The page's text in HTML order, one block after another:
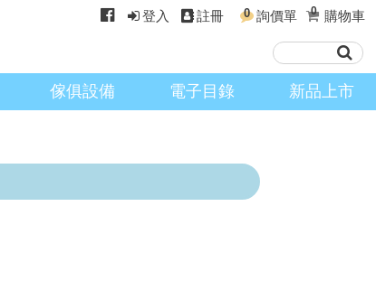
登入 註冊 0 詢價單 0 購物車
傢俱設備 電子目錄 新品上市